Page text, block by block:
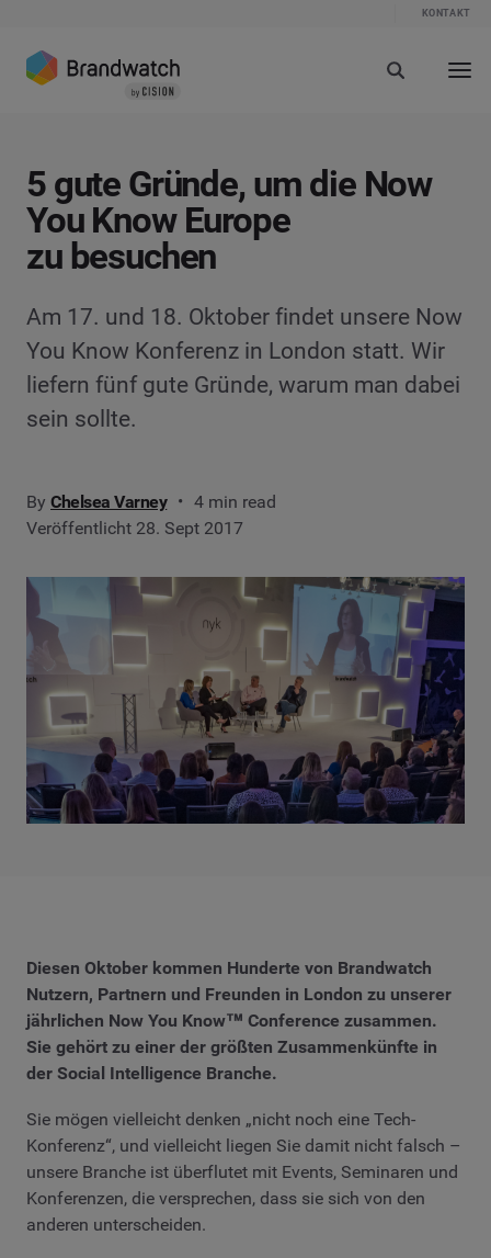
KONTAKT
5 gute Gründe, um die Now
You Know Europe
zu besuchen
Am 17. und 18. Oktober findet unsere Now
You Know Konferenz in London statt. Wir
liefern fünf gute Gründe, warum man dabei
sein sollte.
By Chelsea Varney
4 min read
Veröffentlicht 28. Sept 2017
Diesen Oktober kommen Hunderte von Brandwatch
Nutzern, Partnern und Freunden in London zu unserer
jährlichen Now You Know™ Conference zusammen.
Sie gehört zu einer der größten Zusammenkünfte in
der Social Intelligence Branche.
Sie mögen vielleicht denken „nicht noch eine Tech-
Konferenz“, und vielleicht liegen Sie damit nicht falsch –
unsere Branche ist überflutet mit Events, Seminaren und
Konferenzen, die versprechen, dass sie sich von den
anderen unterscheiden.